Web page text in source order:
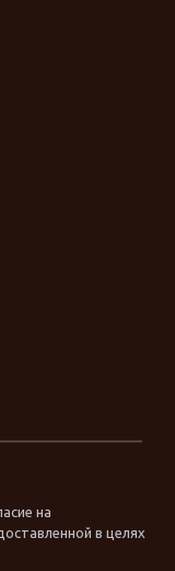
на
в целях